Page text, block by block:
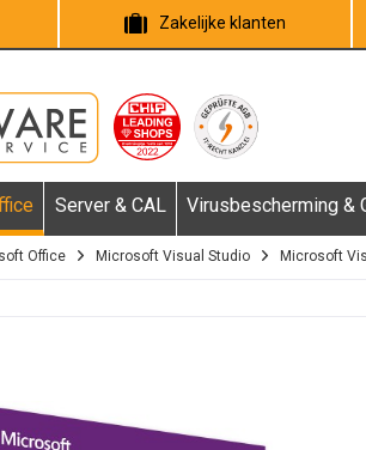
Zakelijke klanten
Server & CAL Virusbescherming &
Office Microsoft Visual Studio Microsoft